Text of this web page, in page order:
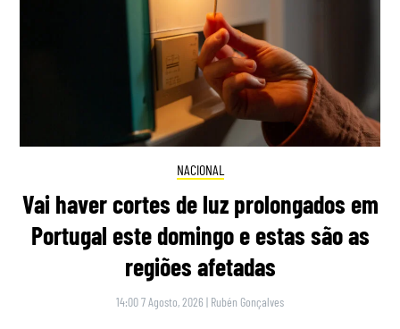
NACIONAL
Vai haver cortes de luz prolongados em
Portugal este domingo e estas são as
regiões afetadas
14:00 7 Agosto, 2026 | Rubén Gonçalves